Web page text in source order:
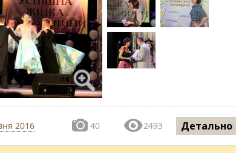
2016 40 2493 Детально